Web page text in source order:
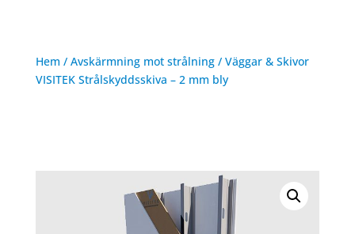
Hem / Avskärmning mot strålning/ Väggar & Skivor
VISITEK Strålskyddsskiva – 2 mm bly